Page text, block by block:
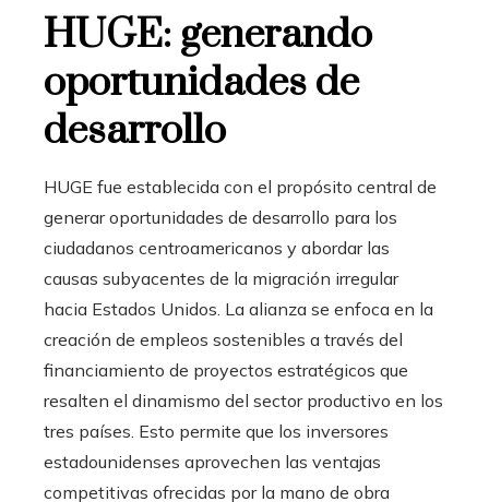
HUGE: generando
oportunidades de
desarrollo
HUGE fue establecida con el propósito central de
generar oportunidades de desarrollo para los
ciudadanos centroamericanos y abordar las
causas subyacentes de la migración irregular
hacia Estados Unidos. La alianza se enfoca en la
creación de empleos sostenibles a través del
financiamiento de proyectos estratégicos que
resalten el dinamismo del sector productivo en los
tres países. Esto permite que los inversores
estadounidenses aprovechen las ventajas
competitivas ofrecidas por la mano de obra